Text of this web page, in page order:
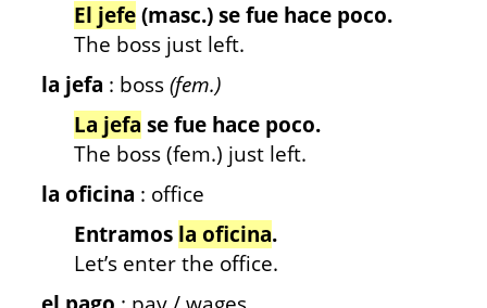
El jefe(masc.) se fue hace poco.
The boss just left.
la jefa : boss(fem.)
La jefa se fue hace poco.
The boss (fem.) just left.
la oficina : office
Entramos la oficina.
Let’s enter the office.